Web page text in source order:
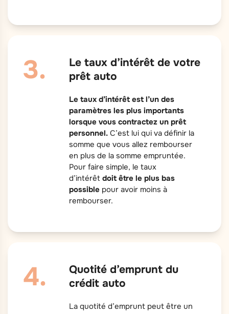
Le taux d’intérêt de votre
prêt auto
Le taux d’intérêt est l’un des
paramètres les plus importants
lorsque vous contractez un prêt
personnel. C’est lui qui va définir la
somme que vous allez rembourser
en plus de la somme empruntée.
Pour faire simple, le taux
d’intérêt doit être le plus bas
possible pour avoir moins à
rembourser.
Quotité d’emprunt du
crédit auto
La quotité d’emprunt peut être un